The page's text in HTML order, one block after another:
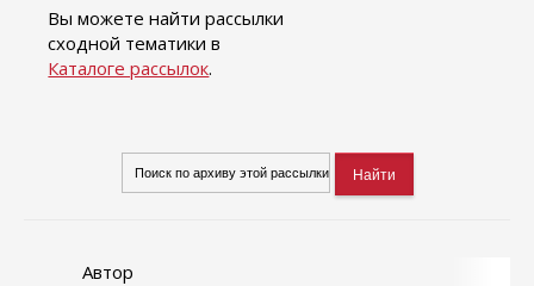
Вы можете найти рассылки
сходной тематики в
Каталоге рассылок.
Автор